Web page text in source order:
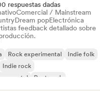
respuestas dadas
Comercial / Mainstream
Dream popElectrónica
feedback detallado sobre
Rock experimental
Indie folk
Indie rock
metal
Post punk